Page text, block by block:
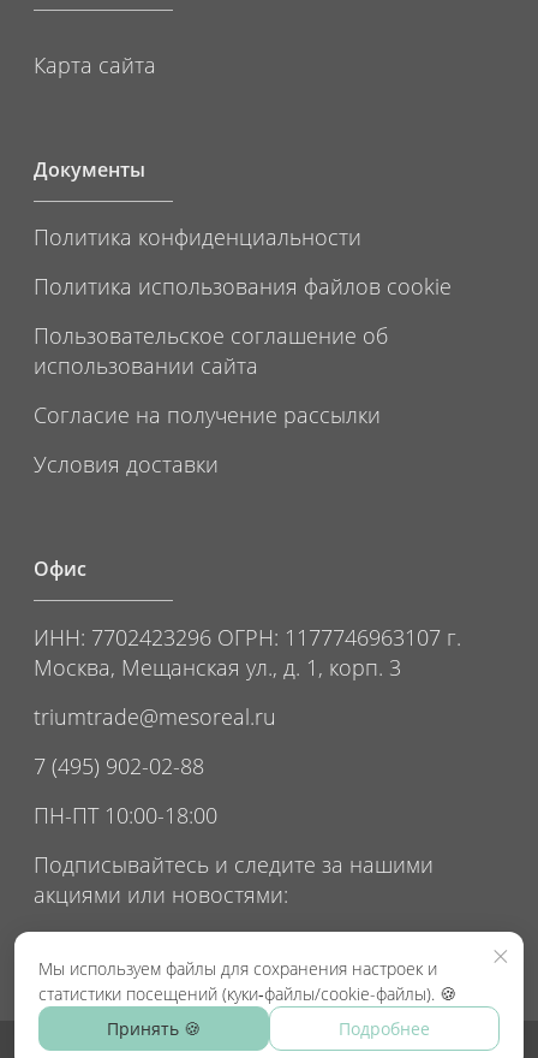
×
Мы используем файлы для сохранения настроек и
статистики посещений (куки‑файлы/cookie-файлы). 🍪
Принять 🍪
Подробнее
Карта сайта
Документы
Политика конфиденциальности
Политика использования файлов cookie
Пользовательское соглашение об
использовании сайта
Согласие на получение рассылки
Условия доставки
Офис
ИНН: 7702423296 ОГРН: 1177746963107 г.
Москва, Мещанская ул., д. 1, корп. 3
triumtrade@mesoreal.ru
7 (495) 902-02-88
ПН-ПТ 10:00-18:00
Подписывайтесь и следите за нашими
акциями или новостями: